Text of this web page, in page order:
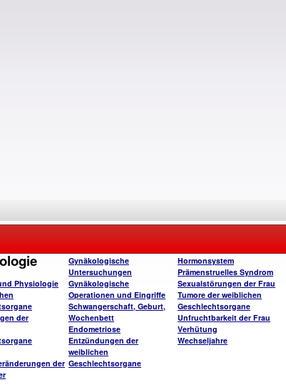
Physiologie
der
der
Gynäkologische
Untersuchungen
Gynäkologische
Operationen und Eingriffe
Schwangerschaft, Geburt,
Wochenbett
Endometriose
Entzündungen der
weiblichen
Geschlechtsorgane
Hormonsystem
Prämenstruelles Syndrom
Sexualstörungen der Frau
Tumore der weiblichen
Geschlechtsorgane
Unfruchtbarkeit der Frau
Verhütung
Wechseljahre